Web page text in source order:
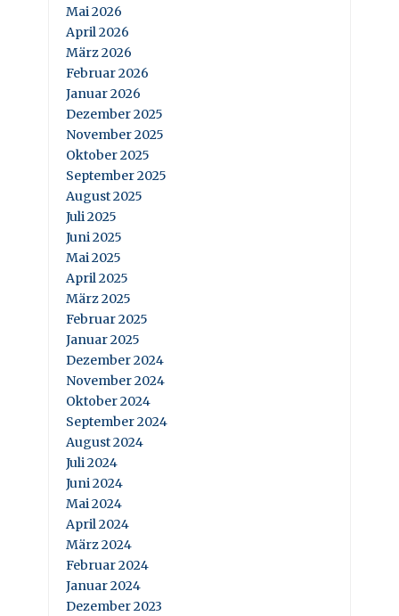
Mai 2026
April 2026
März 2026
Februar 2026
Januar 2026
Dezember 2025
November 2025
Oktober 2025
September 2025
August 2025
Juli 2025
Juni 2025
Mai 2025
April 2025
März 2025
Februar 2025
Januar 2025
Dezember 2024
November 2024
Oktober 2024
September 2024
August 2024
Juli 2024
Juni 2024
Mai 2024
April 2024
März 2024
Februar 2024
Januar 2024
Dezember 2023